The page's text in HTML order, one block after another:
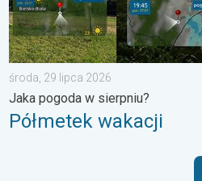
środa, 29 lipca 2026
Jaka pogoda w sierpniu?
Półmetek wakacji